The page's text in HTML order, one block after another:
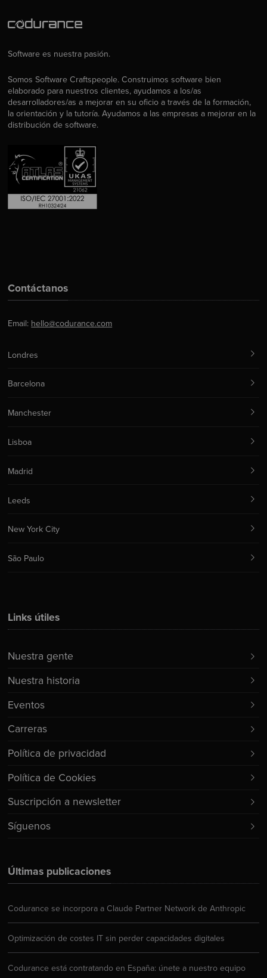
Software es nuestra pasión.
Somos Software Craftspeople. Construimos software bien
elaborado para nuestros clientes, ayudamos a los/as
desarrolladores/as a mejorar en su oficio a través de la formación,
la orientación y la tutoría. Ayudamos a las empresas a mejorar en la
distribución de software.
Últimas publicaciones
Codurance se incorpora a Claude Partner Network de Anthropic
Optimización de costes IT sin perder capacidades digitales
Codurance está contratando en España: únete a nuestro equipo
Links útiles
Nuestra gente
Nuestra historia
Eventos
Carreras
Política de privacidad
Política de Cookies
Suscripción a newsletter
Síguenos
Contáctanos
Email: hello@codurance.com
Londres
Barcelona
Manchester
Lisboa
Madrid
Leeds
New York City
São Paulo